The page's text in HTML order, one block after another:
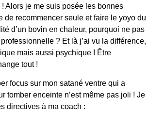
Alors je me suis posée les bonnes
de recommencer seule et faire le yoyo du
d’un bovin en chaleur, pourquoi ne pas
? Et là j’ai vu la différence,
mais aussi psychique ! Être
tout !
focus sur mon satané ventre qui a
tomber enceinte n’est même pas joli ! Je
directives à ma coach :